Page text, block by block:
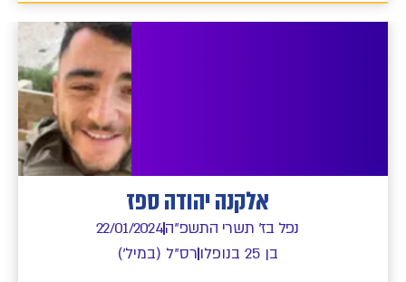
אלקנה יהודה ספז
נפל בז' תשרי התשפ"ה22/01/2024
בן 25 בנופלו
רס"ל (במיל')